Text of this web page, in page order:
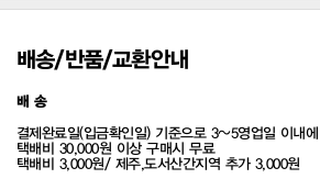
배송/반품/교환안내
배 송
결제완료일(입금확인일) 기준으로 3~5영업일 이내에
택배비 30,000원 이상 구매시 무료
택배비 3,000원/ 제주,도서산간지역 추가 3,000원